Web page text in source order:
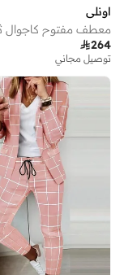
اونلي
264
توصيل مجاني